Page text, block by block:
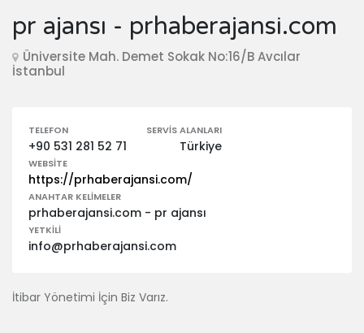
pr ajansı - prhaberajansi.com
Üniversite Mah. Demet Sokak No:16/B Avcılar
İstanbul
TELEFON
+90 531 281 52 71
SERVIS ALANLARI
Türkiye
WEBSITE
https://prhaberajansi.com/
ANAHTAR KELIMELER
prhaberajansi.com - pr ajansı
YETKILI
info@prhaberajansi.com
İtibar Yönetimi İçin Biz Varız.